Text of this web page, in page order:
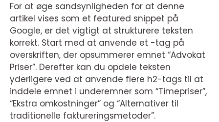
For at øge sandsynligheden for at denne
artikel vises som et featured snippet på
Google, er det vigtigt at strukturere teksten
korrekt. Start med at anvende et -tag på
overskriften, der opsummerer emnet “Advokat
Priser”. Derefter kan du opdele teksten
yderligere ved at anvende flere h2-tags til at
inddele emnet i underemner som “Timepriser”,
“Ekstra omkostninger” og “Alternativer til
traditionelle faktureringsmetoder”.